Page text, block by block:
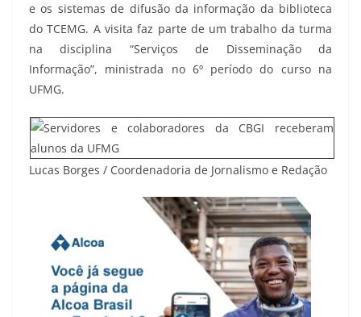
e os sistemas de difusão da informação da biblioteca
do TCEMG. A visita faz parte de um trabalho da turma
na disciplina “Serviços de Disseminação da
Informação”, ministrada no 6º período do curso na
UFMG.
Lucas Borges / Coordenadoria de Jornalismo e Redação